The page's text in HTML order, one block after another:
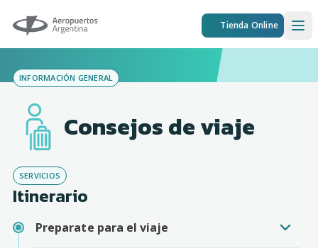
Aeropuertos Argentina Tienda Online
INFORMACIÓN GENERAL
Consejos de viaje
SERVICIOS
Itinerario
Preparate para el viaje